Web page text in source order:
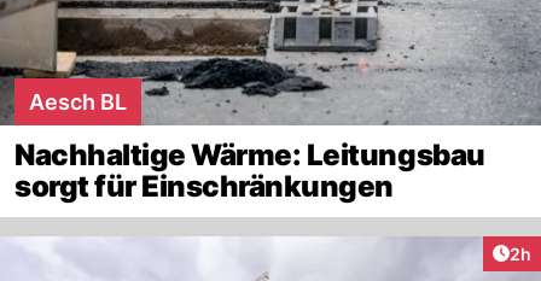
Aesch BL
Nachhaltige Wärme: Leitungsbau
sorgt für Einschränkungen
2h